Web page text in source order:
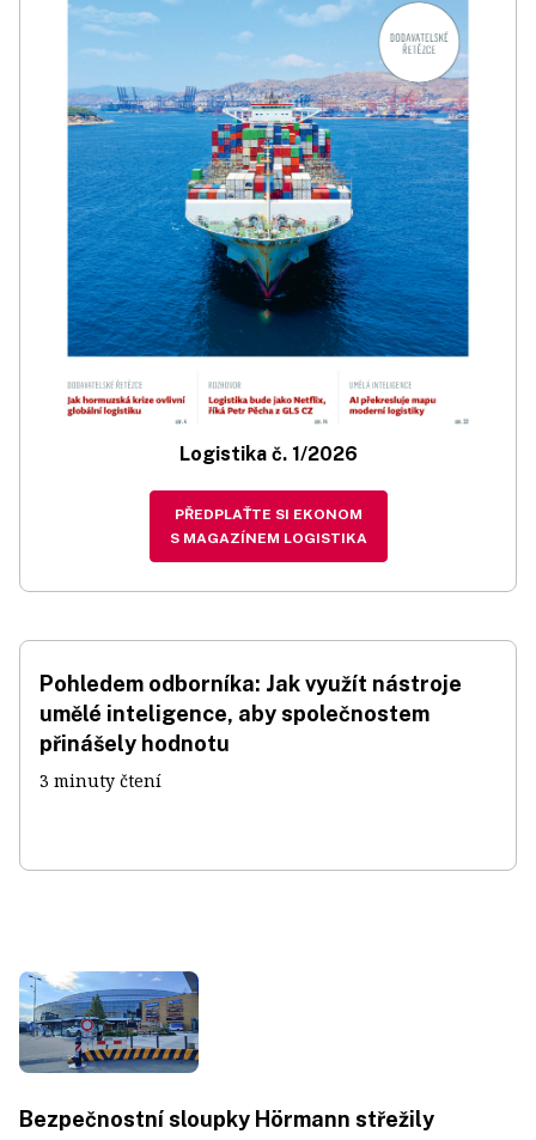
Logistika č. 1/2026
PŘEDPLAŤTE SI EKONOM
S MAGAZÍNEM LOGISTIKA
Pohledem odborníka: Jak využít nástroje
umělé inteligence, aby společnostem
přinášely hodnotu
3 minuty čtení
Bezpečnostní sloupky Hörmann střežily